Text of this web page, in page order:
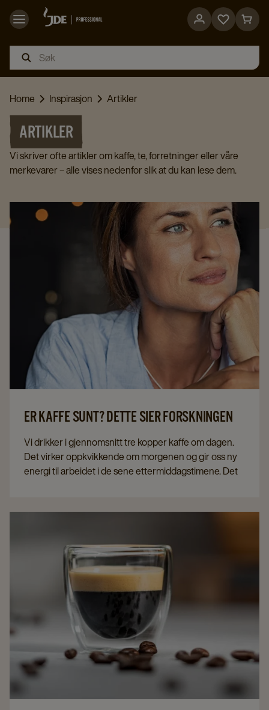
Go
page
Go
page
Home Inspirasjon Artikler
ARTIKLER
Vi skriver ofte artikler om kaffe, te, forretninger eller våre
merkevarer – alle vises nedenfor slik at du kan lese dem.
ER KAFFE SUNT? DETTE SIER FORSKNINGEN
Vi drikker i gjennomsnitt tre kopper kaffe om dagen.
Det virker oppkvikkende om morgenen og gir oss ny
energi til arbeidet i de sene ettermiddagstimene. Det
eller en jobbintervju. Men hva gjør egentlig kaffe med
Det får du svar på i denne artikkelen, hvor vi har sett
nærmere på hva forskningen sier om kaffe.